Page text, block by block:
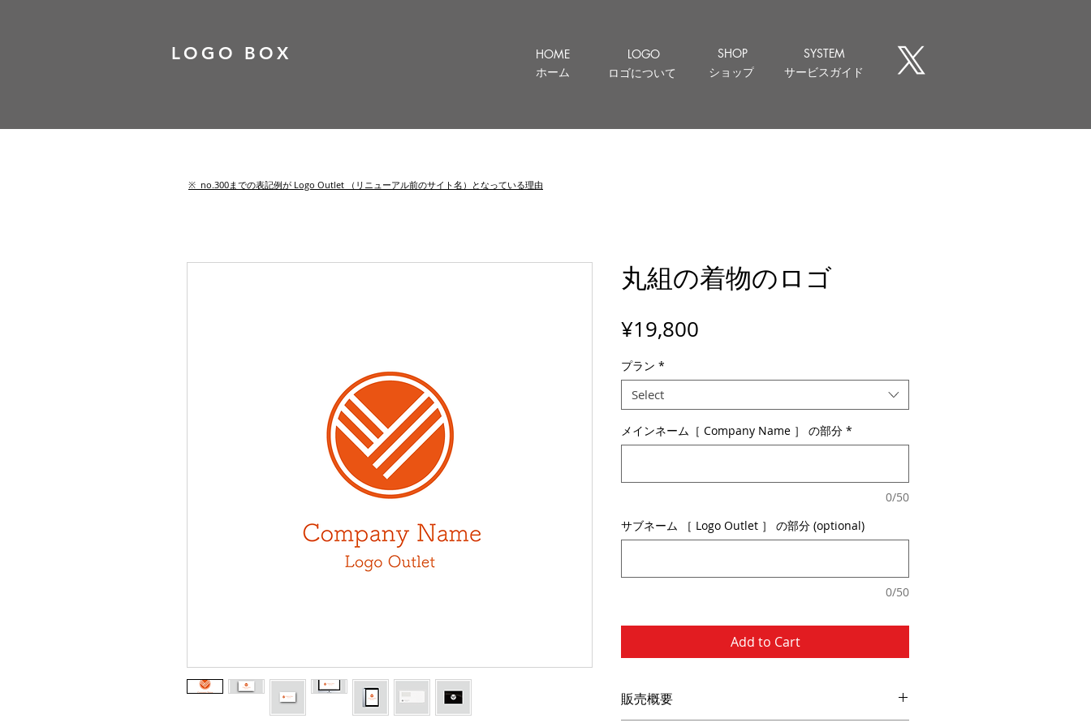
LOGO BOX
HOME
ホーム
LOGO
ロゴについて
SHOP
ショップ
SYSTEM
サービスガイド
丸組の着物のロゴ
¥19,800
プラン *
Select
メインネーム［ Company Name ］ の部分 *
0/50
サブネーム ［ Logo Outlet ］ の部分 (optional)
0/50
Add to Cart
販売概要
​※ no.300までの表記例が Logo Outlet （リニューアル前のサイト名）となっている理由